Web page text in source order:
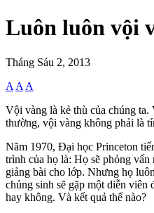
Luôn luôn vội
Tháng Sáu 2, 2013
A A A
Vội vàng là kẻ thù của chúng ta.
thường, vội vàng không phải là
Năm 1970, Đại học Princeton
trình của họ là: Họ sẽ phỏng
giảng bài cho lớp. Nhưng họ
chủng sinh sẽ gặp một diễn
hay không. Và kết quả thế nào?